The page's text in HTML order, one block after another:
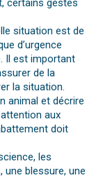
certains gestes
situation est de
d’urgence
Il est important
de la
la situation.
animal et décrire
aux
doit
les
blessure, une